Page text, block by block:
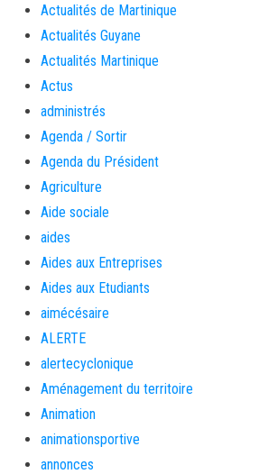
Actualités de Martinique
Actualités Guyane
Actualités Martinique
Actus
administrés
Agenda / Sortir
Agenda du Président
Agriculture
Aide sociale
aides
Aides aux Entreprises
Aides aux Etudiants
aimécésaire
ALERTE
alertecyclonique
Aménagement du territoire
Animation
animationsportive
annonces